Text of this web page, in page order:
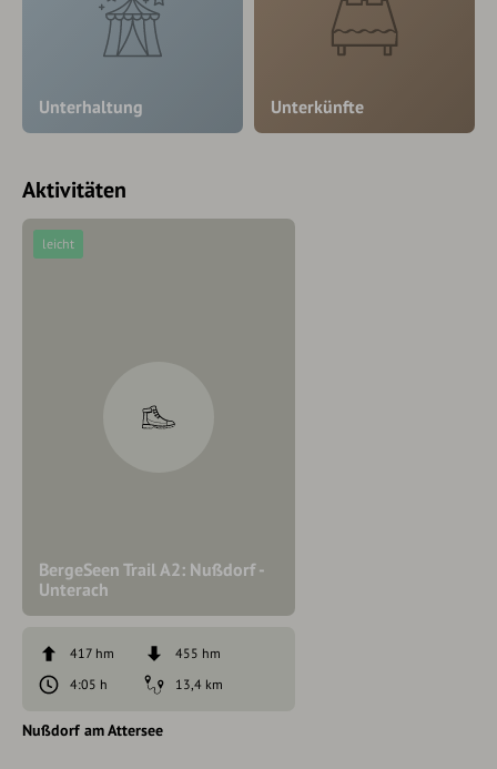
Unterhaltung Unterkünfte
Aktivitäten
BergeSeen Trail A2: Nußdorf -
Unterach
leicht
417 hm
455 hm
4:05 h
13,4 km
Nußdorf am Attersee